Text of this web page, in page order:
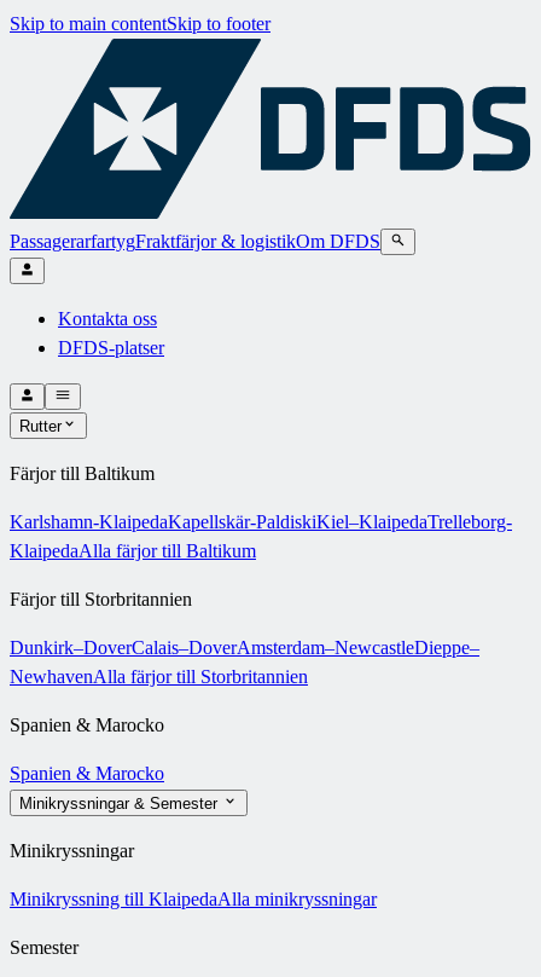
Skip to main contentSkip to footer
PassagerarfartygFraktfärjor & logistikOm DFDS
Kontakta oss
DFDS-platser
Rutter
Färjor till Baltikum
Karlshamn-KlaipedaKapellskär-PaldiskiKiel–KlaipedaTrelleborg-
KlaipedaAlla färjor till Baltikum
Färjor till Storbritannien
Dunkirk–DoverCalais–DoverAmsterdam–NewcastleDieppe–
NewhavenAlla färjor till Storbritannien
Spanien & Marocko
Spanien & Marocko
Minikryssningar & Semester
Minikryssningar
Minikryssning till KlaipedaAlla minikryssningar
Semester